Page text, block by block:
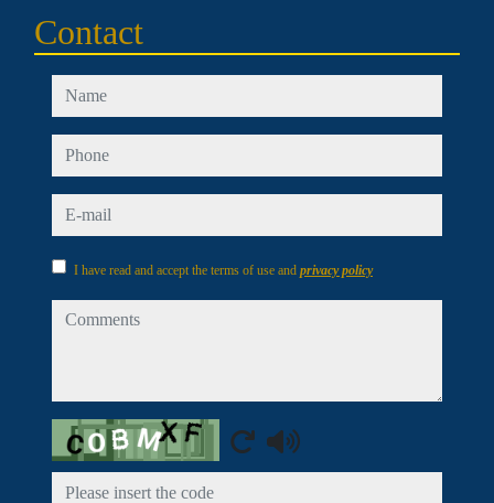
Contact
name
phone
e-mail
I have read and accept the terms of use and privacy policy
comments
Captcha